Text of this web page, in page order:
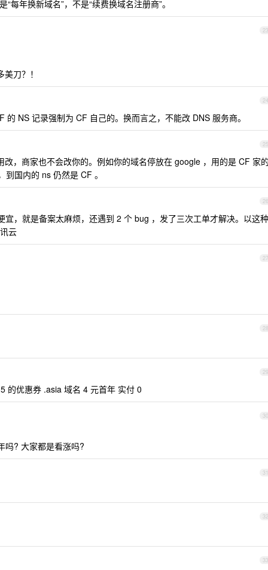
每年换新域名”，不是“续费换域名注册商”。
23
刀？！
24
NS 记录强制为 CF 自己的。换而言之，不能改 DNS 服务商。
25
，商家也不会改你的。例如你的域名停放在 google ，用的是 CF 家的
国内的 ns 仍然是 CF 。
26
宜，就是备案太麻烦，还遇到 2 个 bug ，发了三次工单才解决。以这种
云
27
28
29
的优惠券 .asia 域名 4 元首年 实付 0
30
吗? 大家都是看涨吗?
31
32
33